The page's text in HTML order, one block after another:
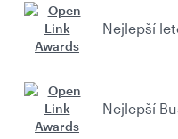
Nejlepší
Nejlepší